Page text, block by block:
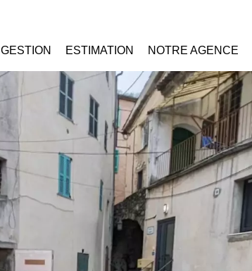
GESTION ESTIMATION NOTRE AGENCE